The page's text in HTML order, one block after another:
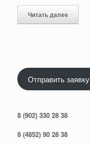
Читать далее
Отправить заявку
8 (902) 330 28 38
8 (4852) 90 28 38